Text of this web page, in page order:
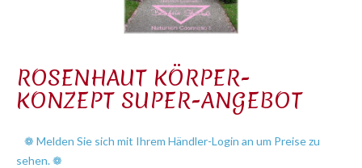
ROSENHAUT KÖRPER-
KONZEPT SUPER-ANGEBOT
❁ Melden Sie sich mit Ihrem Händler-Login an um Preise zu
sehen. ❁